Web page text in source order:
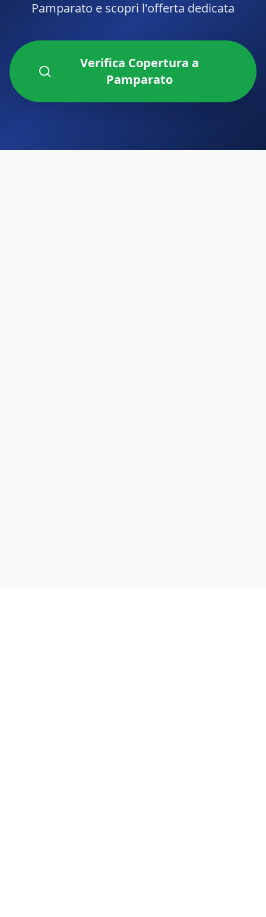
Pamparato e scopri l'offerta dedicata
Verifica Copertura a
Pamparato